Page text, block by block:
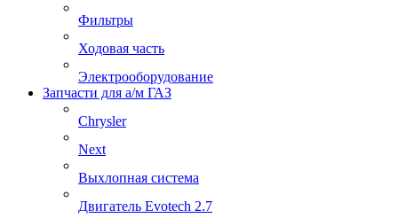
Фильтры
Ходовая часть
Электрооборудование
Запчасти для а/м ГАЗ
Chrysler
Next
Выхлопная система
Двигатель Evotech 2.7